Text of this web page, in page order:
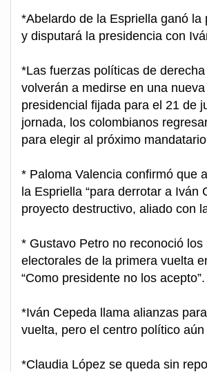
*Abelardo de la Espriella ganó la
y disputará la presidencia con
*Las fuerzas políticas de
volverán a medirse en una
presidencial fijada para el 21 de
jornada, los colombianos
para elegir al próximo
* Paloma Valencia confirmó que
la Espriella “para derrotar a Iván
proyecto destructivo, aliado con
* Gustavo Petro no reconoció los
electorales de la primera vuelta
“Como presidente no los acepto”.
*Iván Cepeda llama alianzas
vuelta, pero el centro político
*Claudia López se queda sin